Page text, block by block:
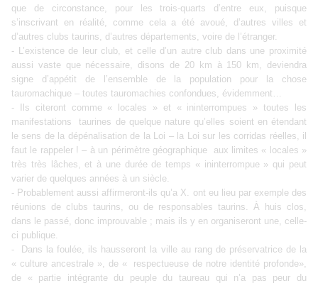
que de circonstance, pour les trois-quarts d’entre eux, puisque
s’inscrivant en réalité, comme cela a été avoué, d’autres villes et
d’autres clubs taurins, d’autres départements, voire de l’étranger.
- L’existence de leur club, et celle d’un autre club dans une proximité
aussi vaste que nécessaire, disons de 20 km à 150 km, deviendra
signe d’appétit de l’ensemble de la population pour la chose
tauromachique – toutes tauromachies confondues, évidemment…
- Ils citeront comme « locales » et « ininterrompues » toutes les
manifestations taurines de quelque nature qu’elles soient en étendant
le sens de la dépénalisation de la Loi – la Loi sur les corridas réelles, il
faut le rappeler ! – à un périmètre géographique aux limites « locales »
très très lâches, et à une durée de temps « ininterrompue » qui peut
varier de quelques années à un siècle.
- Probablement aussi affirmeront-ils qu’a X. ont eu lieu par exemple des
réunions de clubs taurins, ou de responsables taurins. À huis clos,
dans le passé, donc improuvable ; mais ils y en organiseront une, celle-
ci publique.
- Dans la foulée, ils hausseront la ville au rang de préservatrice de la
« culture ancestrale », de « respectueuse de notre identité profonde»,
de « partie intégrante du peuple du taureau qui n’a pas peur du